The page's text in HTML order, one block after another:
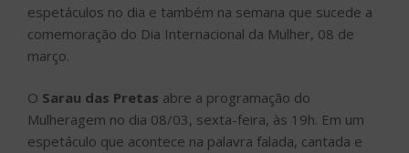
espetáculos no dia e também na semana que sucede a
comemoração do Dia Internacional da Mulher, 08 de
março.
O Sarau das Pretas abre a programação do
Mulheragem no dia 08/03, sexta-feira, às 19h. Em um
espetáculo que acontece na palavra falada, cantada e